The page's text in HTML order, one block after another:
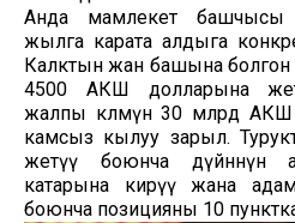
Анда мамлекет башчысы
жылга карата алдыга
Калктын жан башына
4500 АКШ долларына
жалпы көлөмүн 30 млрд
камсыз кылуу зарыл.
жетүү боюнча дүйнөнүн
катарына кирүү жана
боюнча позицияны 10